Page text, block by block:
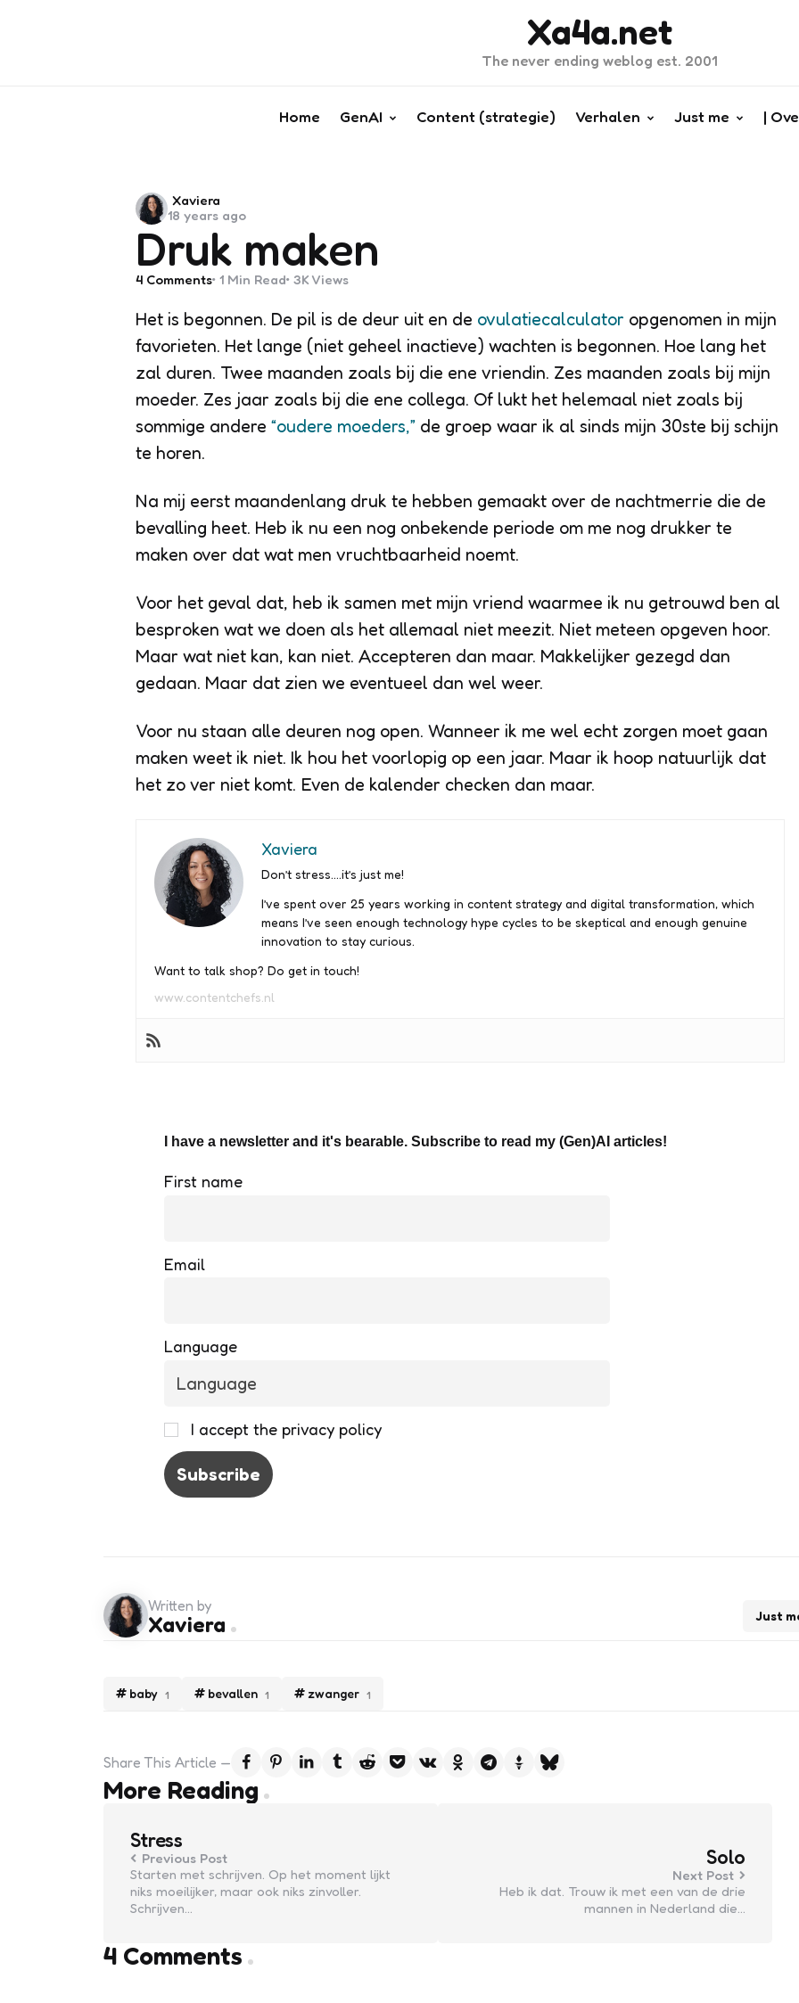
Xa4a.net
The never ending weblog est. 2001
Home GenAI Content (strategie) Verhalen Just me |
Druk maken
Posted
by
Xaviera
18 years ago
4 Comments 1 Min Read 3K Views
Het is begonnen. De pil is de deur uit en de ovulatiecalculator opgenomen in mijn
favorieten. Het lange (niet geheel inactieve) wachten is begonnen. Hoe lang het
zal duren. Twee maanden zoals bij die ene vriendin. Zes maanden zoals bij mijn
moeder. Zes jaar zoals bij die ene collega. Of lukt het helemaal niet zoals bij
sommige andere “oudere moeders,” de groep waar ik al sinds mijn 30ste bij schijn
te horen.
Na mij eerst maandenlang druk te hebben gemaakt over de nachtmerrie die de
bevalling heet. Heb ik nu een nog onbekende periode om me nog drukker te
maken over dat wat men vruchtbaarheid noemt.
Voor het geval dat, heb ik samen met mijn vriend waarmee ik nu getrouwd ben al
besproken wat we doen als het allemaal niet meezit. Niet meteen opgeven hoor.
Maar wat niet kan, kan niet. Accepteren dan maar. Makkelijker gezegd dan
gedaan. Maar dat zien we eventueel dan wel weer.
Voor nu staan alle deuren nog open. Wanneer ik me wel echt zorgen moet gaan
maken weet ik niet. Ik hou het voorlopig op een jaar. Maar ik hoop natuurlijk dat
het zo ver niet komt. Even de kalender checken dan maar.
Xaviera
Don’t stress….it’s just me!
I’ve spent over 25 years working in content strategy and digital transformation, which
means I’ve seen enough technology hype cycles to be skeptical and enough genuine
innovation to stay curious.
Want to talk shop? Do get in touch!
www.contentchefs.nl
I have a newsletter and it's bearable. Subscribe to read my (Gen)AI articles!
First name
Email
Language
I accept the privacy policy
baby 1 bevallen 1 zwanger 1
Just
Written by
Xaviera
Share This Article
More Reading
Post
navigation
Stress
Previous Post
Starten met schrijven. Op het moment lijkt
niks moeilijker, maar ook niks zinvoller.
Schrijven…
Solo
Next Post
Heb ik dat. Trouw ik met een van de drie
mannen in Nederland die…
4 Comments